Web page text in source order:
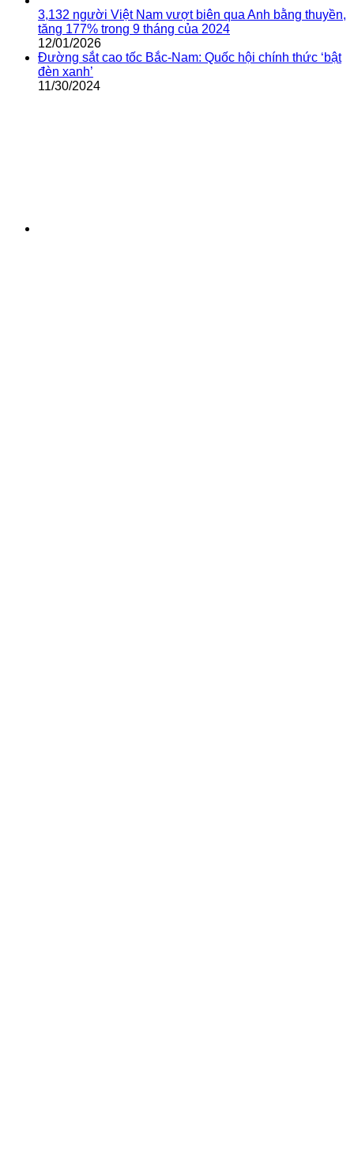
3,132 người Việt Nam vượt biên qua Anh bằng thuyền,
tăng 177% trong 9 tháng của 2024
12/01/2026
Đường sắt cao tốc Bắc-Nam: Quốc hội chính thức ‘bật
đèn xanh’
11/30/2024